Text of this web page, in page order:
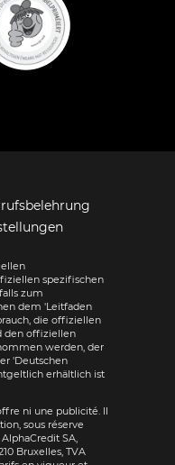
spezifischen
zum
dem 'Leitfaden
die offiziellen
den offiziellen
werden, der
'Deutschen
erhältlich ist
ni une publicité. Il
sous réserve
SA,
Bruxelles, TVA